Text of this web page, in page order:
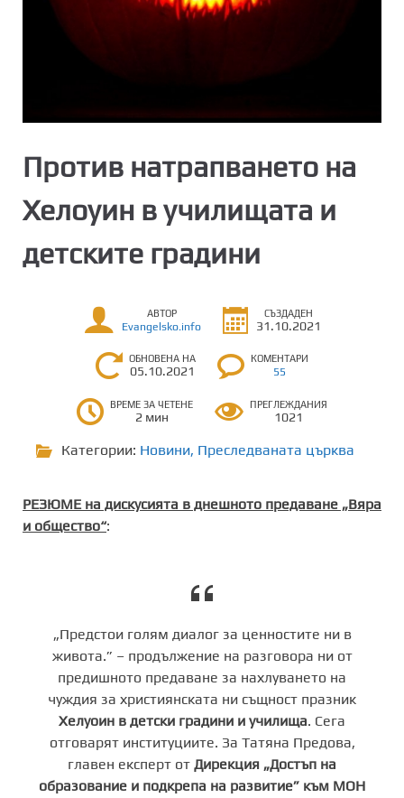
Против натрапването на
Хелоуин в училищата и
детските градини
АВТОР
Evangelsko.info
СЪЗДАДЕН
31.10.2021
ОБНОВЕНА НА
05.10.2021
КОМЕНТАРИ
55
ВРЕМЕ ЗА ЧЕТЕНЕ
2 мин
ПРЕГЛЕЖДАНИЯ
1021
Категории: Новини, Преследваната църква
РЕЗЮМЕ на дискусията в днешното предаване „Вяра
и общество“:
„Предстои голям диалог за ценностите ни в
живота.” – продължение на разговора ни от
предишното предаване за нахлуването на
чуждия за християнската ни същност празник
Хелуоин в детски градини и училища. Сега
отговарят институциите. За Татяна Предова,
главен експерт от Дирекция „Достъп на
образование и подкрепа на развитие” към МОН